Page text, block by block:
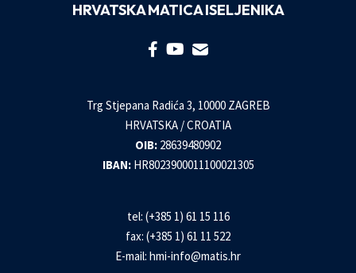
HRVATSKA MATICA ISELJENIKA
Trg Stjepana Radića 3, 10000 ZAGREB
HRVATSKA / CROATIA
OIB: 28639480902
IBAN: HR8023900011100021305
tel: (+385 1) 61 15 116
fax: (+385 1) 61 11 522
E-mail: hmi-info@matis.hr